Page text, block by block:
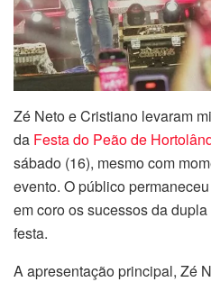
Zé Neto e Cristiano levaram
da Festa do Peão de
sábado (16), mesmo com
evento. O público
em coro os sucessos da
festa.
A apresentação principal, Zé